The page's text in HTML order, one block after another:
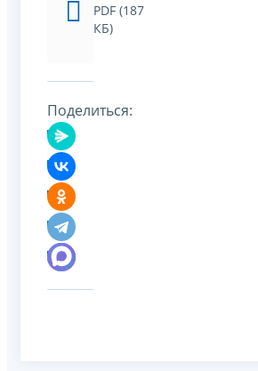
PDF (187
КБ)
Поделиться: